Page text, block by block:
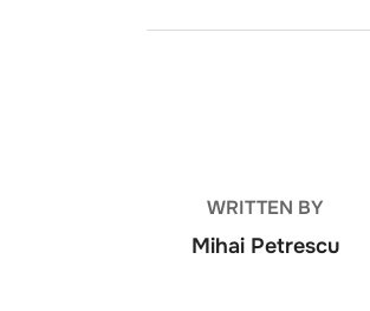
WRITTEN BY
Mihai Petrescu